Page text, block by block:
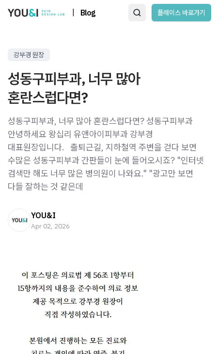
Blog 플레이스 바로가기
강부경 원장
성동구피부과, 너무 많아
혼란스럽다면?
성동구피부과, 너무 많아 혼란스럽다면? 성동구피부과
안녕하세요 왕십리 유앤아이피부과 강부경
대표원장입니다. ​ ​ 출퇴근길, 지하철역 주변을 걷다 보면
수많은 성동구피부과 간판들이 눈에 들어오시죠? "인터넷
검색만 해도 너무 많은 병의원이 나와요." "광고만 보면
다들 잘하는 것 같은데
YOU&I
Apr 02, 2026